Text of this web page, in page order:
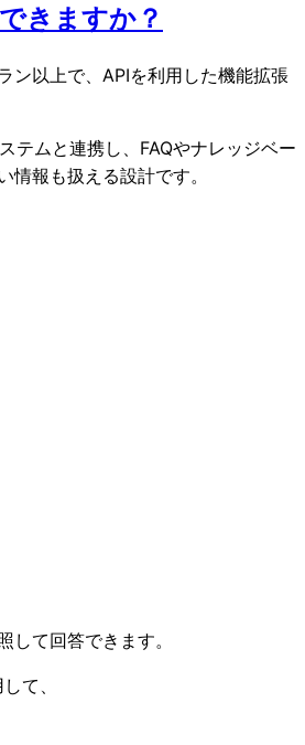
きますか？
ン以上で、APIを利用した機能拡張
テムと連携し、FAQやナレッジベー
情報も扱える設計です。
して回答できます。
て、